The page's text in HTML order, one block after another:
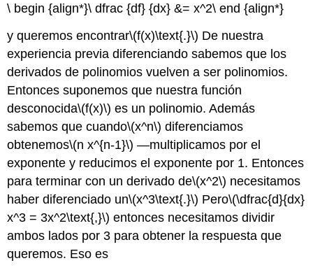
\ begin {align*}\ dfrac {df} {dx} &= x^2\ end {align*}
y queremos encontrar\(f(x)\text{.}\) De nuestra
experiencia previa diferenciando sabemos que los
derivados de polinomios vuelven a ser polinomios.
Entonces suponemos que nuestra función
desconocida\(f(x)\) es un polinomio. Además
sabemos que cuando\(x^n\) diferenciamos
obtenemos\(n x^{n-1}\) —multiplicamos por el
exponente y reducimos el exponente por 1. Entonces
para terminar con un derivado de\(x^2\) necesitamos
haber diferenciado un\(x^3\text{.}\) Pero\(\dfrac{d}{dx}
x^3 = 3x^2\text{,}\) entonces necesitamos dividir
ambos lados por 3 para obtener la respuesta que
queremos. Eso es